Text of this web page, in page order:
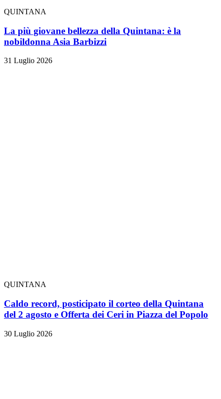
QUINTANA
La più giovane bellezza della Quintana: è la
nobildonna Asia Barbizzi
31 Luglio 2026
QUINTANA
Caldo record, posticipato il corteo della Quintana
del 2 agosto e Offerta dei Ceri in Piazza del Popolo
30 Luglio 2026